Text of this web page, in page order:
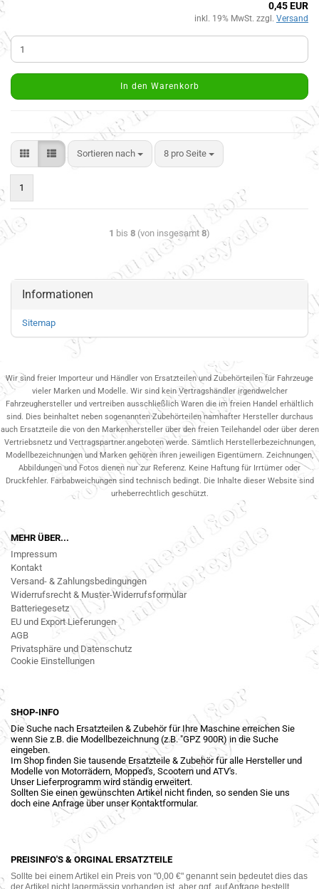
0,45 EUR
inkl. 19% MwSt. zzgl. Versand
In den Warenkorb
Sortieren nach 8 pro Seite
1
1 bis 8 (von insgesamt 8)
Informationen
Sitemap
Wir sind freier Importeur und Händler von Ersatzteilen und Zubehörteilen für Fahrzeuge
vieler Marken und Modelle. Wir sind kein Vertragshändler irgendwelcher
Fahrzeughersteller und vertreiben ausschließlich Waren die im freien Handel erhältlich
sind. Dies beinhaltet neben sogenannten Zubehörteilen namhafter Hersteller durchaus
auch Ersatzteile die von den Markenhersteller über den freien Teilehandel oder über deren
Vertriebsnetz und Vertragspartner.angeboten werde. Sämtlich Herstellerbezeichnungen,
Modellbezeichnungen und Marken gehören ihren jeweiligen Eigentümern. Zeichnungen,
Abbildungen und Fotos dienen nur zur Referenz. Keine Haftung für Irrtümer oder
Druckfehler. Farbabweichungen sind technisch bedingt. Die Inhalte dieser Website sind
urheberrechtlich geschützt.
MEHR ÜBER...
Impressum
Kontakt
Versand- & Zahlungsbedingungen
Widerrufsrecht & Muster-Widerrufsformular
Batteriegesetz
EU und Export Lieferungen
AGB
Privatsphäre und Datenschutz
Cookie Einstellungen
SHOP-INFO
Die Suche nach Ersatzteilen & Zubehör für Ihre Maschine erreichen Sie
wenn Sie z.B. die Modellbezeichnung (z.B. "GPZ 900R) in die Suche
eingeben.
Im Shop finden Sie tausende Ersatzteile & Zubehör für alle Hersteller und
Modelle von Motorrädern, Mopped's, Scootern und ATV's.
Unser Lieferprogramm wird ständig erweitert.
Sollten Sie einen gewünschten Artikel nicht finden, so senden Sie uns
doch eine Anfrage über unser Kontaktformular.
PREISINFO'S & ORGINAL ERSATZTEILE
Sollte bei einem Artikel ein Preis von "0,00 €" genannt sein bedeutet dies das